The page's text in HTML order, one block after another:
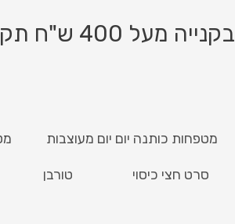
לתוכן
בקנייה מעל 400 ש"ח תקבלי משלוח בחינם!
מטפחות כותנה יום יום מעוצבות
סרט חצי כיסוי טורבן